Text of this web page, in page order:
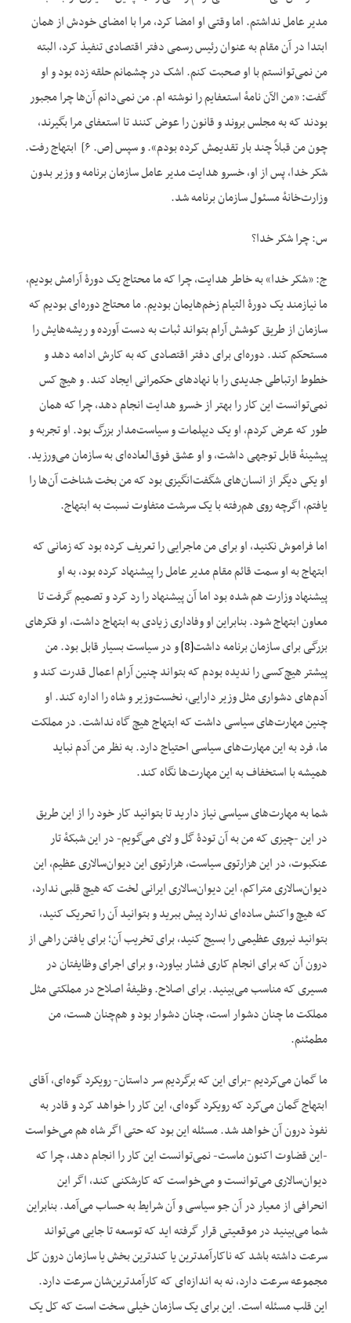
مدیر عامل نداشتم. اما وقتی او امضا کرد، مرا با امضای خودش از همان
ابتدا در آن مقام به عنوان رئيس رسمی دفتر اقتصادی تنفیذ کرد، البته
من نمی‌توانستم با او صحبت کنم. اشک در چشمانم حلقه زده بود و او
گفت: «من الآن نامهٔ استعفایم را نوشته ام. من نمی‌دانم آن‌ها چرا مجبور
بودند که به مجلس بروند و قانون را عوض کنند تا استعفای مرا بگیرند،
چون من قبلاً چند بار تقدیمش کرده بودم». و سپس [ص. ۶] ابتهاج رفت.
شکر خدا، پس از او، خسرو هدایت مدیر عامل سازمان برنامه و وزیر بدون
وزارت‌خانهٔ مسئول سازمان برنامه شد.
س: چرا شکر خدا؟
ج: «شکر خدا»‌ به خاطر هدایت، چرا که ما محتاج یک دورهٔ آرامش بودیم،
ما نیازمند یک دورهٔ التیام زخم‌هایمان بودیم. ما محتاج ‌دوره‌ای بودیم که
سازمان از طریق کوشش آرام بتواند ثبات به دست آورده و ریشه‌هایش را
مستحکم کند. دوره‌ای برای دفتر اقتصادی که به کارش ادامه دهد و
خطوط ارتباطی جدیدی را با نهادهای حکمرانی ایجاد کند. و هیچ کس
نمی‌توانست این کار را بهتر از خسرو هدایت انجام دهد، چرا که همان
طور که عرض کردم، او یک دیپلمات و سیاست‌مدار بزرگ بود. او تجربه و
پیشینهٔ قابل توجهی داشت، و او عشق فوق‌العاده‌ای به سازمان می‌ورزید.
او یکی دیگر از انسان‌های شگفت‌انگیزی بود که من بخت شناخت آن‌ها را
یافتم، اگرچه روی هم‌رفته با یک سرشت متفاوت نسبت به ابتهاج.
اما فراموش نکنید، او برای من ماجرایی را تعریف کرده بود که زمانی که
ابتهاج به او سمت قائم مقام مدیر عامل را پیشنهاد کرده بود، به او
پیشنهاد وزارت هم شده بود اما آن پیشنهاد را رد کرد و تصمیم گرفت تا
معاون ابتهاج شود. بنابراین او وفاداری زیادی به ابتهاج داشت، او فکرهای
بزرگی برای سازمان برنامه داشت[8] و در سیاست بسیار قابل بود. من
پیشتر هیچ‌کسی را ندیده بودم که بتواند چنین آرام اعمال قدرت کند و
آدم‌های دشواری مثل وزیر دارایی، نخست‌وزیر و شاه را اداره کند. او
چنین مهارت‌های سیاسی داشت که ابتهاج هیچ گاه نداشت. در مملکت
ما، فرد به این مهارت‌های سیاسی احتیاج دارد. به نظر من آدم نباید
همیشه با استخفاف به این مهارت‌ها نگاه کند.
شما به مهارت‌های سیاسی نیاز دارید تا بتوانید کار خود را از این طریق
در این -چیزی که من به آن تودهٔ گل و لای می‌گویم- در این شبکهٔ تار
عنکبوت، در این هزارتوی سیاست، هزارتوی این دیوان‌سالاری عظیم، این
دیوان‌سالاری متراکم، این دیوان‌سالاری ایرانی لخت که هیچ قلبی ندارد،
که هیچ واکنش ساده‌ای ندارد پیش ببرید و بتوانید آن را تحریک کنید،
بتوانید نیروی عظیمی را بسیج کنید، برای تخریب آن؛ برای یافتن راهی از
درون آن که برای انجام کاری فشار بیاورد، و برای اجرای وظایفتان در
مسیری که مناسب می‌بینید. برای اصلاح. وظیفهٔ اصلاح در مملکتی مثل
مملکت ما چنان دشوار است، چنان دشوار بود و هم‌چنان هست، من
مطمئنم.
ما گمان می‌کردیم -برای این که برگردیم سر داستان- رویکرد گوه‌ای، آقای
ابتهاج گمان می‌کرد که رویکرد گوه‌ای، این کار را خواهد کرد و قادر به
نفوذ درون آن خواهد شد. مسئله این بود که حتی اگر شاه هم می‌خواست
-این قضاوت اکنون ماست- نمی‌توانست این کار را انجام دهد، چرا که
دیوان‌سالاری می‌توانست و می‌خواست که کارشکنی کند، اگر این
انحرافی از معیار در آن جو سیاسی و آن شرایط به حساب می‌آمد. بنابراین
شما می‌بینید در موقعیتی قرار گرفته اید که توسعه تا جایی می‌تواند
سرعت داشته باشد که ناکارآمدترین یا کندترین بخش یا سازمان درون کل
مجموعه سرعت دارد، نه به اندازه‌ای که کارآمدترین‌شان سرعت دارد.
این قلب مسئله است. این برای یک سازمان خیلی سخت است که کل یک